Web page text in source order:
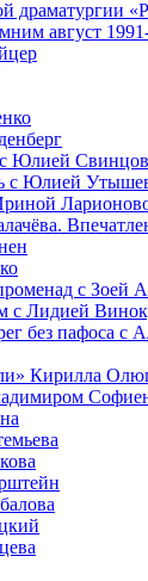
драматургии
август
с Юлией
с Юлией
с Зоей
с Лидией
без пафоса с
Кирилла